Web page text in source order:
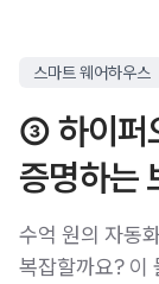
스마트 웨어하우스
③ 하이퍼
증명하는
수억 원의 자동
복잡할까요? 이